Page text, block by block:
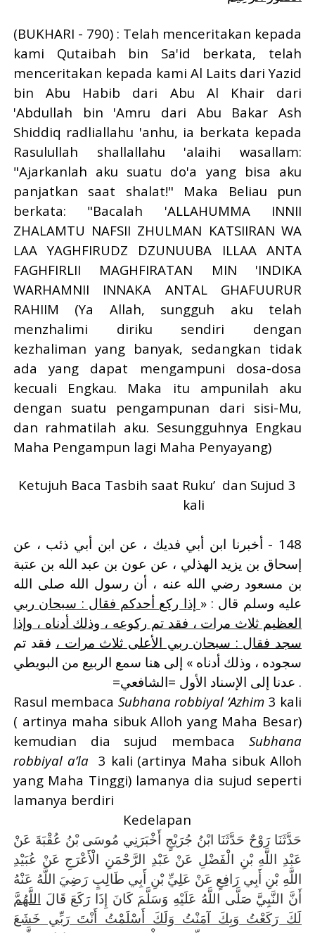
(BUKHARI - 790) : Telah menceritakan kepada
kami Qutaibah bin Sa'id berkata, telah
menceritakan kepada kami Al Laits dari Yazid
bin Abu Habib dari Abu Al Khair dari
'Abdullah bin 'Amru dari Abu Bakar Ash
Shiddiq radliallahu 'anhu, ia berkata kepada
Rasulullah shallallahu 'alaihi wasallam:
"Ajarkanlah aku suatu do'a yang bisa aku
panjatkan saat shalat!" Maka Beliau pun
berkata: "Bacalah 'ALLAHUMMA INNII
ZHALAMTU NAFSII ZHULMAN KATSIIRAN WA
LAA YAGHFIRUDZ DZUNUUBA ILLAA ANTA
FAGHFIRLII MAGHFIRATAN MIN 'INDIKA
WARHAMNII INNAKA ANTAL GHAFUURUR
RAHIIM (Ya Allah, sungguh aku telah
menzhalimi diriku sendiri dengan
kezhaliman yang banyak, sedangkan tidak
ada yang dapat mengampuni dosa-dosa
kecuali Engkau. Maka itu ampunilah aku
dengan suatu pengampunan dari sisi-Mu,
dan rahmatilah aku. Sesungguhnya Engkau
Maha Pengampun lagi Maha Penyayang)
Ketujuh Baca Tasbih saat Ruku’ dan Sujud 3
kali
148 - أخبرنا ابن أبي فديك ، عن ابن أبي ذئب ، عن
إسحاق بن يزيد الهذلي ، عن عون بن عبد الله بن عتبة
بن مسعود رضي الله عنه ، أن رسول الله صلى الله
عليه وسلم قال : « إذا ركع أحدكم فقال : سبحان ربي
العظيم ثلاث مرات ، فقد تم ركوعه ، وذلك أدناه ، وإذا
سجد فقال : سبحان ربي الأعلى ثلاث مرات ، فقد تم
سجوده ، وذلك أدناه » إلى هنا سمع الربيع من البويطي
. عدنا إلى الإسناد الأول =الشافعي=
Rasul membaca Subhana robbiyal ‘Azhim 3 kali
( artinya maha sibuk Alloh yang Maha Besar)
kemudian dia sujud membacaSubhana
robbiyal a’la 3 kali (artinya Maha sibuk Alloh
yang Maha Tinggi) lamanya dia sujud seperti
lamanya berdiri
Kedelapan
حَدَّثَنَا رَوْحٌ حَدَّثَنَا ابْنُ جُرَيْجٍ أَخْبَرَنِي مُوسَى بْنُ عُقْبَةَ عَنْ
عَبْدِ اللَّهِ بْنِ الْفَضْلِ عَنْ عَبْدِ الرَّحْمَنِ الْأَعْرَجِ عَنْ عُبَيْدِ
اللَّهِ بْنِ أَبِي رَافِعٍ عَنْ عَلِيِّ بْنِ أَبِي طَالِبٍ رَضِيَ اللَّهُ عَنْهُ
أَنَّ النَّبِيَّ صَلَّى اللَّهُ عَلَيْهِ وَسَلَّمَ كَانَ إِذَا رَكَعَ قَالَ اللَّهُمَّ
لَكَ رَكَعْتُ وَبِكَ آمَنْتُ وَلَكَ أَسْلَمْتُ أَنْتَ رَبِّي خَشَعَ